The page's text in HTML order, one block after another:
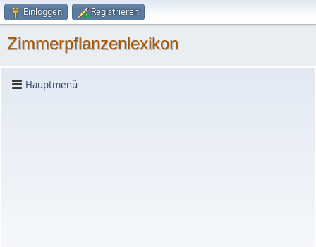
Einloggen Registrieren
Zimmerpflanzenlexikon
Hauptmenü